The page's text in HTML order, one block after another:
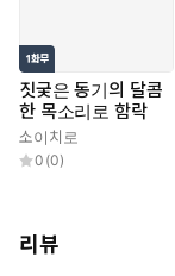
짓궂은 동기의 달콤
한 목소리로 함락
소이치로
0 (0)
리뷰